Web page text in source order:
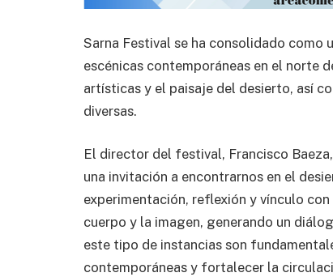
Sarna Festival se ha consolidado como
escénicas contemporáneas en el norte
artísticas y el paisaje del desierto, así
diversas.
El director del festival, Francisco
una invitación a encontrarnos en el
experimentación, reflexión y vínculo
cuerpo y la imagen, generando un
este tipo de instancias son
contemporáneas y fortalecer la